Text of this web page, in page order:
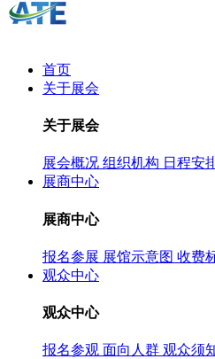
首页
关于展会
关于展会
展会概况 组织机构 日程安
展商中心
展商中心
报名参展 展馆示意图 收费
观众中心
观众中心
报名参观 面向人群 观众须